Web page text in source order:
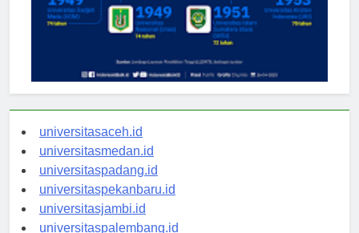
universitasaceh.id
universitasmedan.id
universitaspadang.id
universitaspekanbaru.id
universitasjambi.id